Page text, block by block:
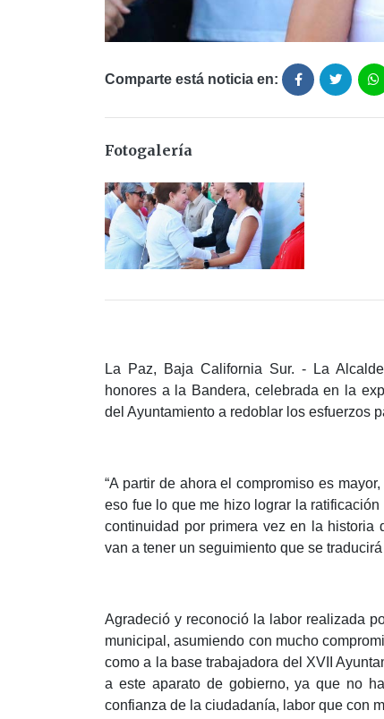
Comparte está noticia en:
Fotogalería
La Paz, Baja California Sur. - La
honores a la Bandera, celebrada en la
del Ayuntamiento a redoblar los esfuerzos
“A partir de ahora el compromiso es
eso fue lo que me hizo lograr la
continuidad por primera vez en la historia
van a tener un seguimiento que se
Agradeció y reconoció la labor realizada
municipal, asumiendo con mucho
como a la base trabajadora del XVII
a este aparato de gobierno, ya que no
confianza de la ciudadanía, labor que con